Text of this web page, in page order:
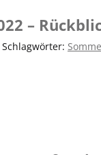
–
Schlagwörter: